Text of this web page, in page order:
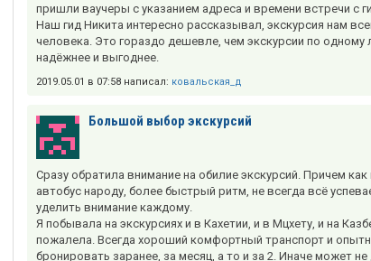
пришли ваучеры с указанием адреса и времени встречи с
Наш гид Никита интересно рассказывал, экскурсия нам
человека. Это гораздо дешевле, чем экскурсии по
надёжнее и выгоднее.
2019.05.01 в 07:58 написал: ковальская_д
Большой выбор экскурсий
Сразу обратила внимание на обилие экскурсий. Причем
автобус народу, более быстрый ритм, не всегда всё
уделить внимание каждому.
Я побывала на экскурсиях и в Кахетии, и в Мцхету, и на
пожалела. Всегда хороший комфортный транспорт и
бронировать заранее, за месяц, а то и за 2. Иначе может не